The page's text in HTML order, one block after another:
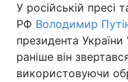
У російській пресі
РФ Володимир
президента
раніше він
використовуючи